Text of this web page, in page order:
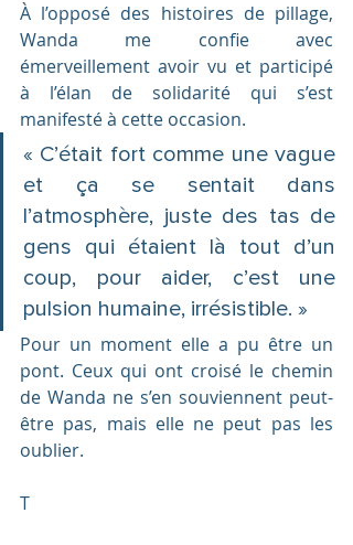
À l’opposé des histoires de pillage,
Wanda me confie avec
émerveillement avoir vu et participé
à l’élan de solidarité qui s’est
manifesté à cette occasion.
« C’était fort comme une vague
et ça se sentait dans
l’atmosphère, juste des tas de
gens qui étaient là tout d’un
coup, pour aider, c’est une
pulsion humaine, irrésistible. »
Pour un moment elle a pu être un
pont. Ceux qui ont croisé le chemin
de Wanda ne s’en souviennent peut-
être pas, mais elle ne peut pas les
oublier.
T